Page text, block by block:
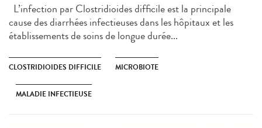
L’infection par Clostridioides difficile est la principale
cause des diarrhées infectieuses dans les hôpitaux et les
établissements de soins de longue durée...
CLOSTRIDIOIDES DIFFICILE MICROBIOTE
MALADIE INFECTIEUSE